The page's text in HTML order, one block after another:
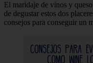
El maridaje de vinos y
de degustar estos dos
consejos para conseguir un